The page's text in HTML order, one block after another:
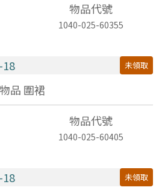
物品代號
1040-025-60355
18 未領取
品 圍裙
物品代號
1040-025-60405
18 未領取